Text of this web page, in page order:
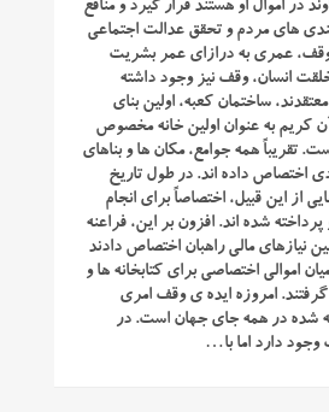
در اموال او هستند قرار گیرد و منافع
های مردم و تحقق عدالت اجتماعی
عمری به درازای عمر بشریت
انسان، وقف نیز وجود داشته
ساختمان کعبه، اولین بنای
کریم به عنوان اولین خانه مخصوص
تقریباً همه جوامع، مکان ها و بناهای
اختصاص داده اند. در طول تاریخ
از این قبیل، اختصاصاً برای انجام
شده اند. افزون بر این، فراعنه
نیازهای مالی راهبان اختصاص دادند
اموالی اختصاصی برای کتابخانه ها و
امروزه ایده ی وقف امری
شده در همه جای جهان است. در
وجود دارد اما با…